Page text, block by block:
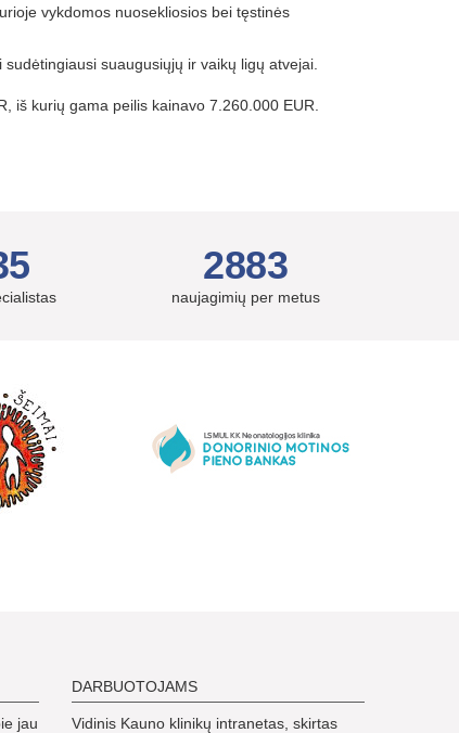
vykdomos nuosekliosios bei tęstinės
suaugusiųjų ir vaikų ligų atvejai.
iš kurių gama peilis kainavo 7.260.000 EUR.
2883
naujagimių per metus
jau
DARBUOTOJAMS
Vidinis Kauno klinikų intranetas, skirtas